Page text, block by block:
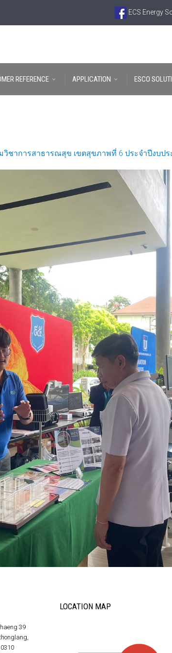
ECS Energy
REFERENCE APPLICATION ESCO
วิชาการสาธารณสุข เขตสุขภาพที่ 6 ประจำปีงบป
39
LOCATION MAP